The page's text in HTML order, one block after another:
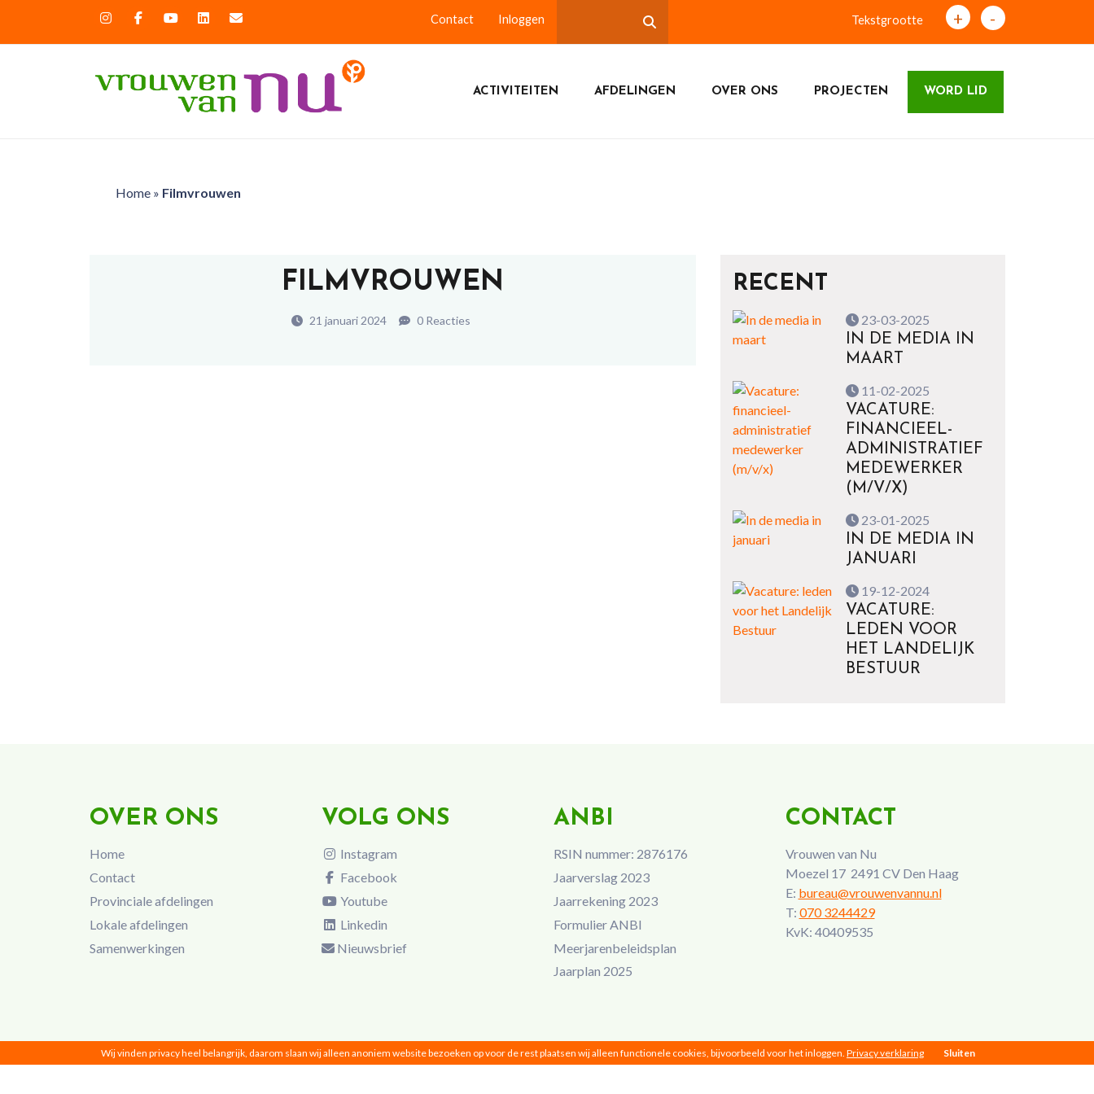
Contact Inloggen Tekstgrootte + -
ACTIVITEITEN AFDELINGEN OVER ONS PROJECTEN WORD LID
Home» Filmvrouwen
FILMVROUWEN
21 januari 2024 0 Reacties
RECENT
23-03-2025
IN DE MEDIA IN
MAART
11-02-2025
VACATURE:
FINANCIEEL-
ADMINISTRATIEF
MEDEWERKER
(M/V/X)
23-01-2025
IN DE MEDIA IN
JANUARI
19-12-2024
VACATURE:
LEDEN VOOR
HET LANDELIJK
BESTUUR
OVER ONS
Home
Contact
Provinciale afdelingen
Lokale afdelingen
Samenwerkingen
VOLG ONS
Instagram
Facebook
Youtube
Linkedin
Nieuwsbrief
ANBI
RSIN nummer: 2876176
Jaarverslag 2023
Jaarrekening 2023
Formulier ANBI
Meerjarenbeleidsplan
Jaarplan 2025
CONTACT
Vrouwen van Nu
Moezel 17 2491 CV Den Haag
E: bureau@vrouwenvannu.nl
T: 070 3244429
KvK: 40409535
Wij vinden privacy heel belangrijk, daarom slaan wij alleen anoniem website bezoeken op voor de rest plaatsen wij alleen functionele cookies, bijvoorbeeld voor het inloggen. Privacy verklaring Sluiten